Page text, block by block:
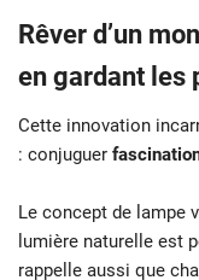
Rêver d’un
en gardant les
Cette innovation
: conjuguer
Le concept de lampe
lumière naturelle est
rappelle aussi que